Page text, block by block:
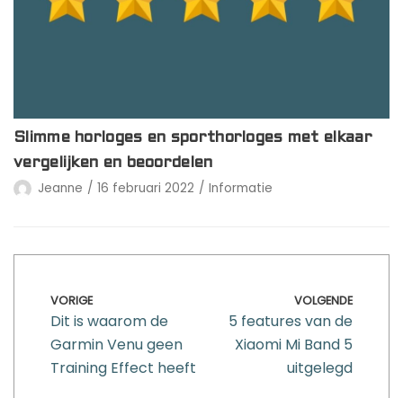
Slimme horloges en sporthorloges met elkaar
vergelijken en beoordelen
Jeanne 16 februari 2022 Informatie
VORIGE
Dit is waarom de
Garmin Venu geen
Training Effect heeft
VOLGENDE
5 features van de
Xiaomi Mi Band 5
uitgelegd